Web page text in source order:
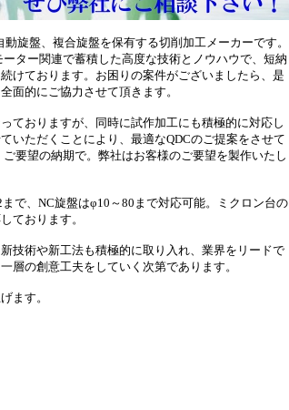
盤、複合旋盤を保有する切削加工メーカーです。
ター関連で蓄積した高度な技術とノウハウで、短納
けております。お困りの案件がございましたら、是
面的にご協力させて頂きます。
ておりますが、同時に試作加工にも積極的に対応し
いただくことにより、最適なQDCのご提案をさせて
要望の納期で。弊社はお客様のご要望を製作いたし
で、NC旋盤はφ10～80まで対応可能。ミクロン台の
ております。
技術や新工法も積極的に取り入れ、業界をリードで
層の創意工夫をしていく次第であります。
ます。